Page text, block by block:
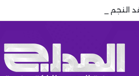
النجم البرازيلي مكانه الأساسي بعد